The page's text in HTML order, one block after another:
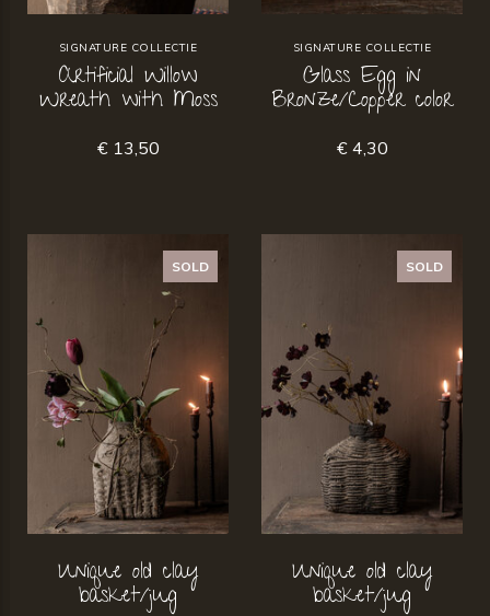
SIGNATURE COLLECTIE
Artificial Willow
Wreath with Moss
€ 13,50
SIGNATURE COLLECTIE
Glass Egg in
Bronze/Copper color
€ 4,30
SOLD
Unique old clay
basket/jug
SOLD
Unique old clay
basket/jug